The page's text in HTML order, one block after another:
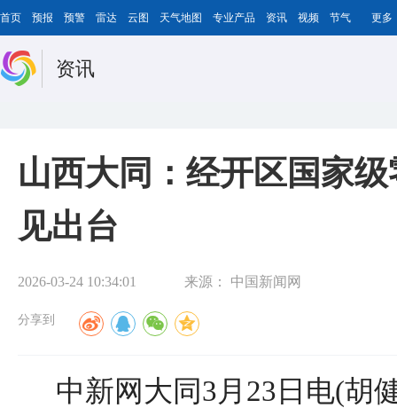
首页 预报 预警 雷达 云图 天气地图 专业产品 资讯 视频 节气 更多
资讯
山西大同：经开区国家
见出台
2026-03-24 10:34:01 来源： 中国新闻网
分享到
中新网大同3月23日电(胡